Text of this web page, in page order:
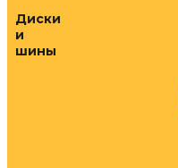
Диски
и
шины